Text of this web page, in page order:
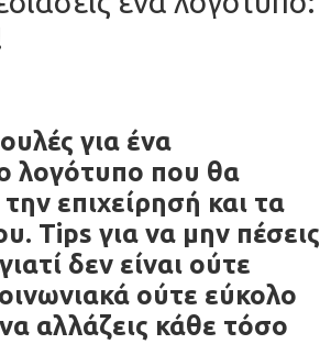
για ένα
λογότυπο που θα
επιχείρησή και τα
Tips για να μην πέσεις
δεν είναι ούτε
ούτε εύκολο
αλλάζεις κάθε τόσο